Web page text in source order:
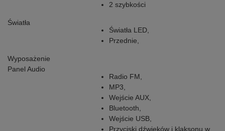
2 szybkości
Światła
Światła LED,
Przednie,
Wyposażenie
Panel Audio
Radio FM,
MP3,
Wejście AUX,
Bluetooth,
Wejście USB,
Przyciski dźwięków i klaksonu w